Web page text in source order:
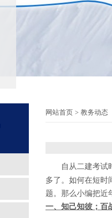
网站首页 > 教务动态
自从二建考试
多了。如何在短时
题。那么小编把近
一、知己知彼；百